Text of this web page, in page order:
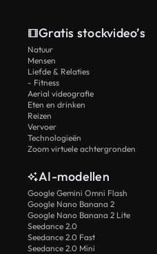
Gratis stockvideo’s
Natuur
Mensen
Liefde & Relaties
- Fitness
Aerial videografie
Eten en drinken
Reizen
Vervoer
Technologieën
Zoom virtuele achtergronden
AI-modellen
Google Gemini Omni Flash
Google Nano Banana 2
Google Nano Banana 2 Lite
Seedance 2.0
Seedance 2.0 Fast
Seedance 2.0 Mini